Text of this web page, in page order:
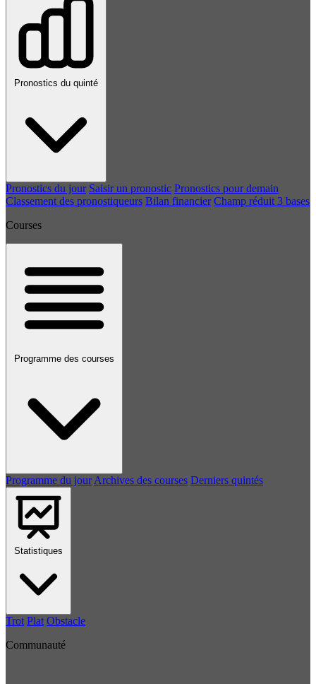
Pronostics du quinté
Pronostics du jour Saisir un pronostic Pronostics pour demain
Classement des pronostiqueurs Bilan financier Champ réduit 3 bases
Courses
Programme des courses
Programme du jour Archives des courses Derniers quintés
Statistiques
Trot Plat Obstacle
Communauté